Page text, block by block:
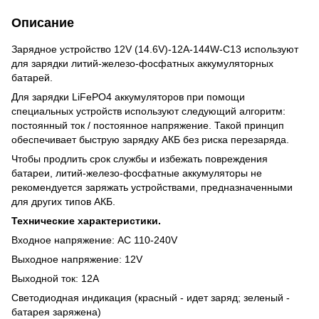
Описание
Зарядное устройство 12V (14.6V)-12A-144W-C13 используют
для зарядки литий-железо-фосфатных аккумуляторных
батарей.
Для зарядки LiFePO4 аккумуляторов при помощи
специальных устройств используют следующий алгоритм:
постоянный ток / постоянное напряжение. Такой принцип
обеспечивает быструю зарядку АКБ без риска перезаряда.
Чтобы продлить срок службы и избежать повреждения
батареи, литий-железо-фосфатные аккумуляторы не
рекомендуется заряжать устройствами, предназначенными
для других типов АКБ.
Технические характеристики.
Входное напряжение: AC 110-240V
Выходное напряжение: 12V
Выходной ток: 12A
Светодиодная индикация (красный - идет заряд; зеленый -
батарея заряжена)